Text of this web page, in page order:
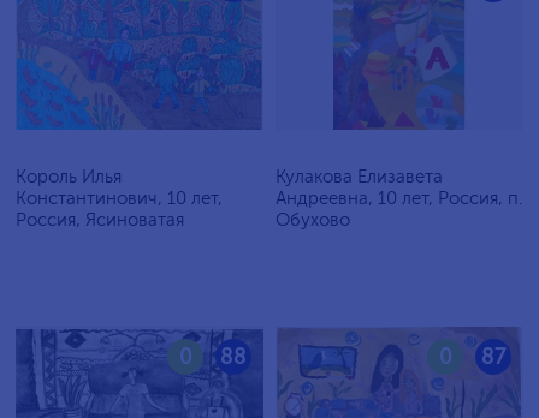
Король Илья
Константинович, 10 лет,
Россия, Ясиноватая
Кулакова Елизавета
Андреевна, 10 лет, Россия, п.
Обухово
88
0 87
0